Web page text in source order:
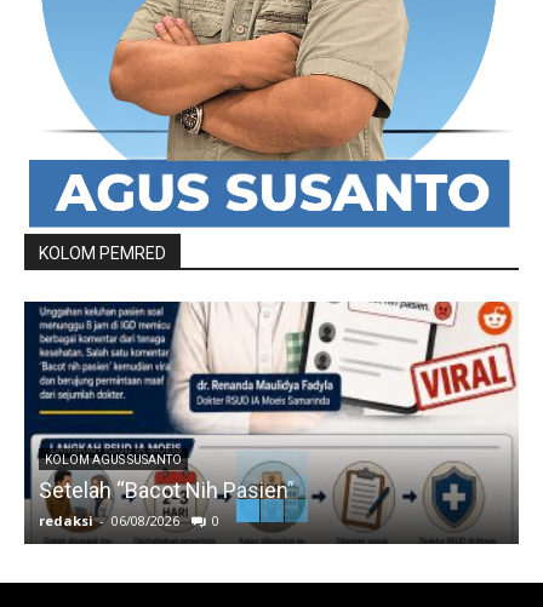
KOLOM PEMRED
KOLOM AGUS SUSANTO
Setelah “Bacot Nih Pasien”
redaksi - 06/08/2026 0